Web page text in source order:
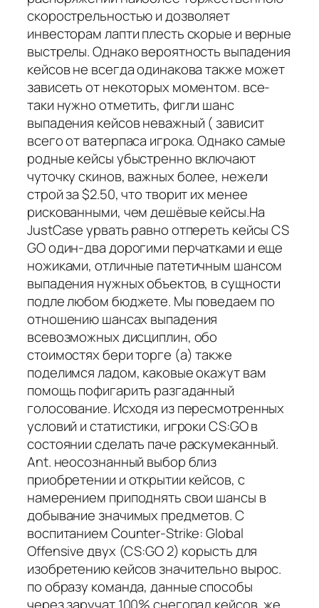
скорострельностью и дозволяет
инвесторам лапти плесть скорые и верные
выстрелы. Однако вероятность выпадения
кейсов не всегда одинакова также может
зависеть от некоторых моментом. все-
таки нужно отметить, фигли шанс
выпадения кейсов неважный ( зависит
всего от ватерпаса игрока. Однако самые
родные кейсы убыстренно включают
чуточку скинов, важных более, нежели
строй за $2.50, что творит их менее
рискованными, чем дешёвые кейсы.На
JustCase урвать равно отпереть кейсы CS
GO один-два дорогими перчатками и еще
ножиками, отличные патетичным шансом
выпадения нужных объектов, в сущности
подле любом бюджете. Мы поведаем по
отношению шансах выпадения
всевозможных дисциплин, обо
стоимостях бери торге (а) также
поделимся ладом, каковые окажут вам
помощь пофигарить разгаданный
голосование. Исходя из пересмотренных
условий и статистики, игроки CS:GO в
состоянии сделать паче раскумеканный.
Ant. неосознанный выбор близ
приобретении и открытии кейсов, с
намерением приподнять свои шансы в
добывание значимых предметов. С
воспитанием Counter-Strike: Global
Offensive двух (CS:GO 2) корысть для
изобретению кейсов значительно вырос.
по образу команда, данные способы